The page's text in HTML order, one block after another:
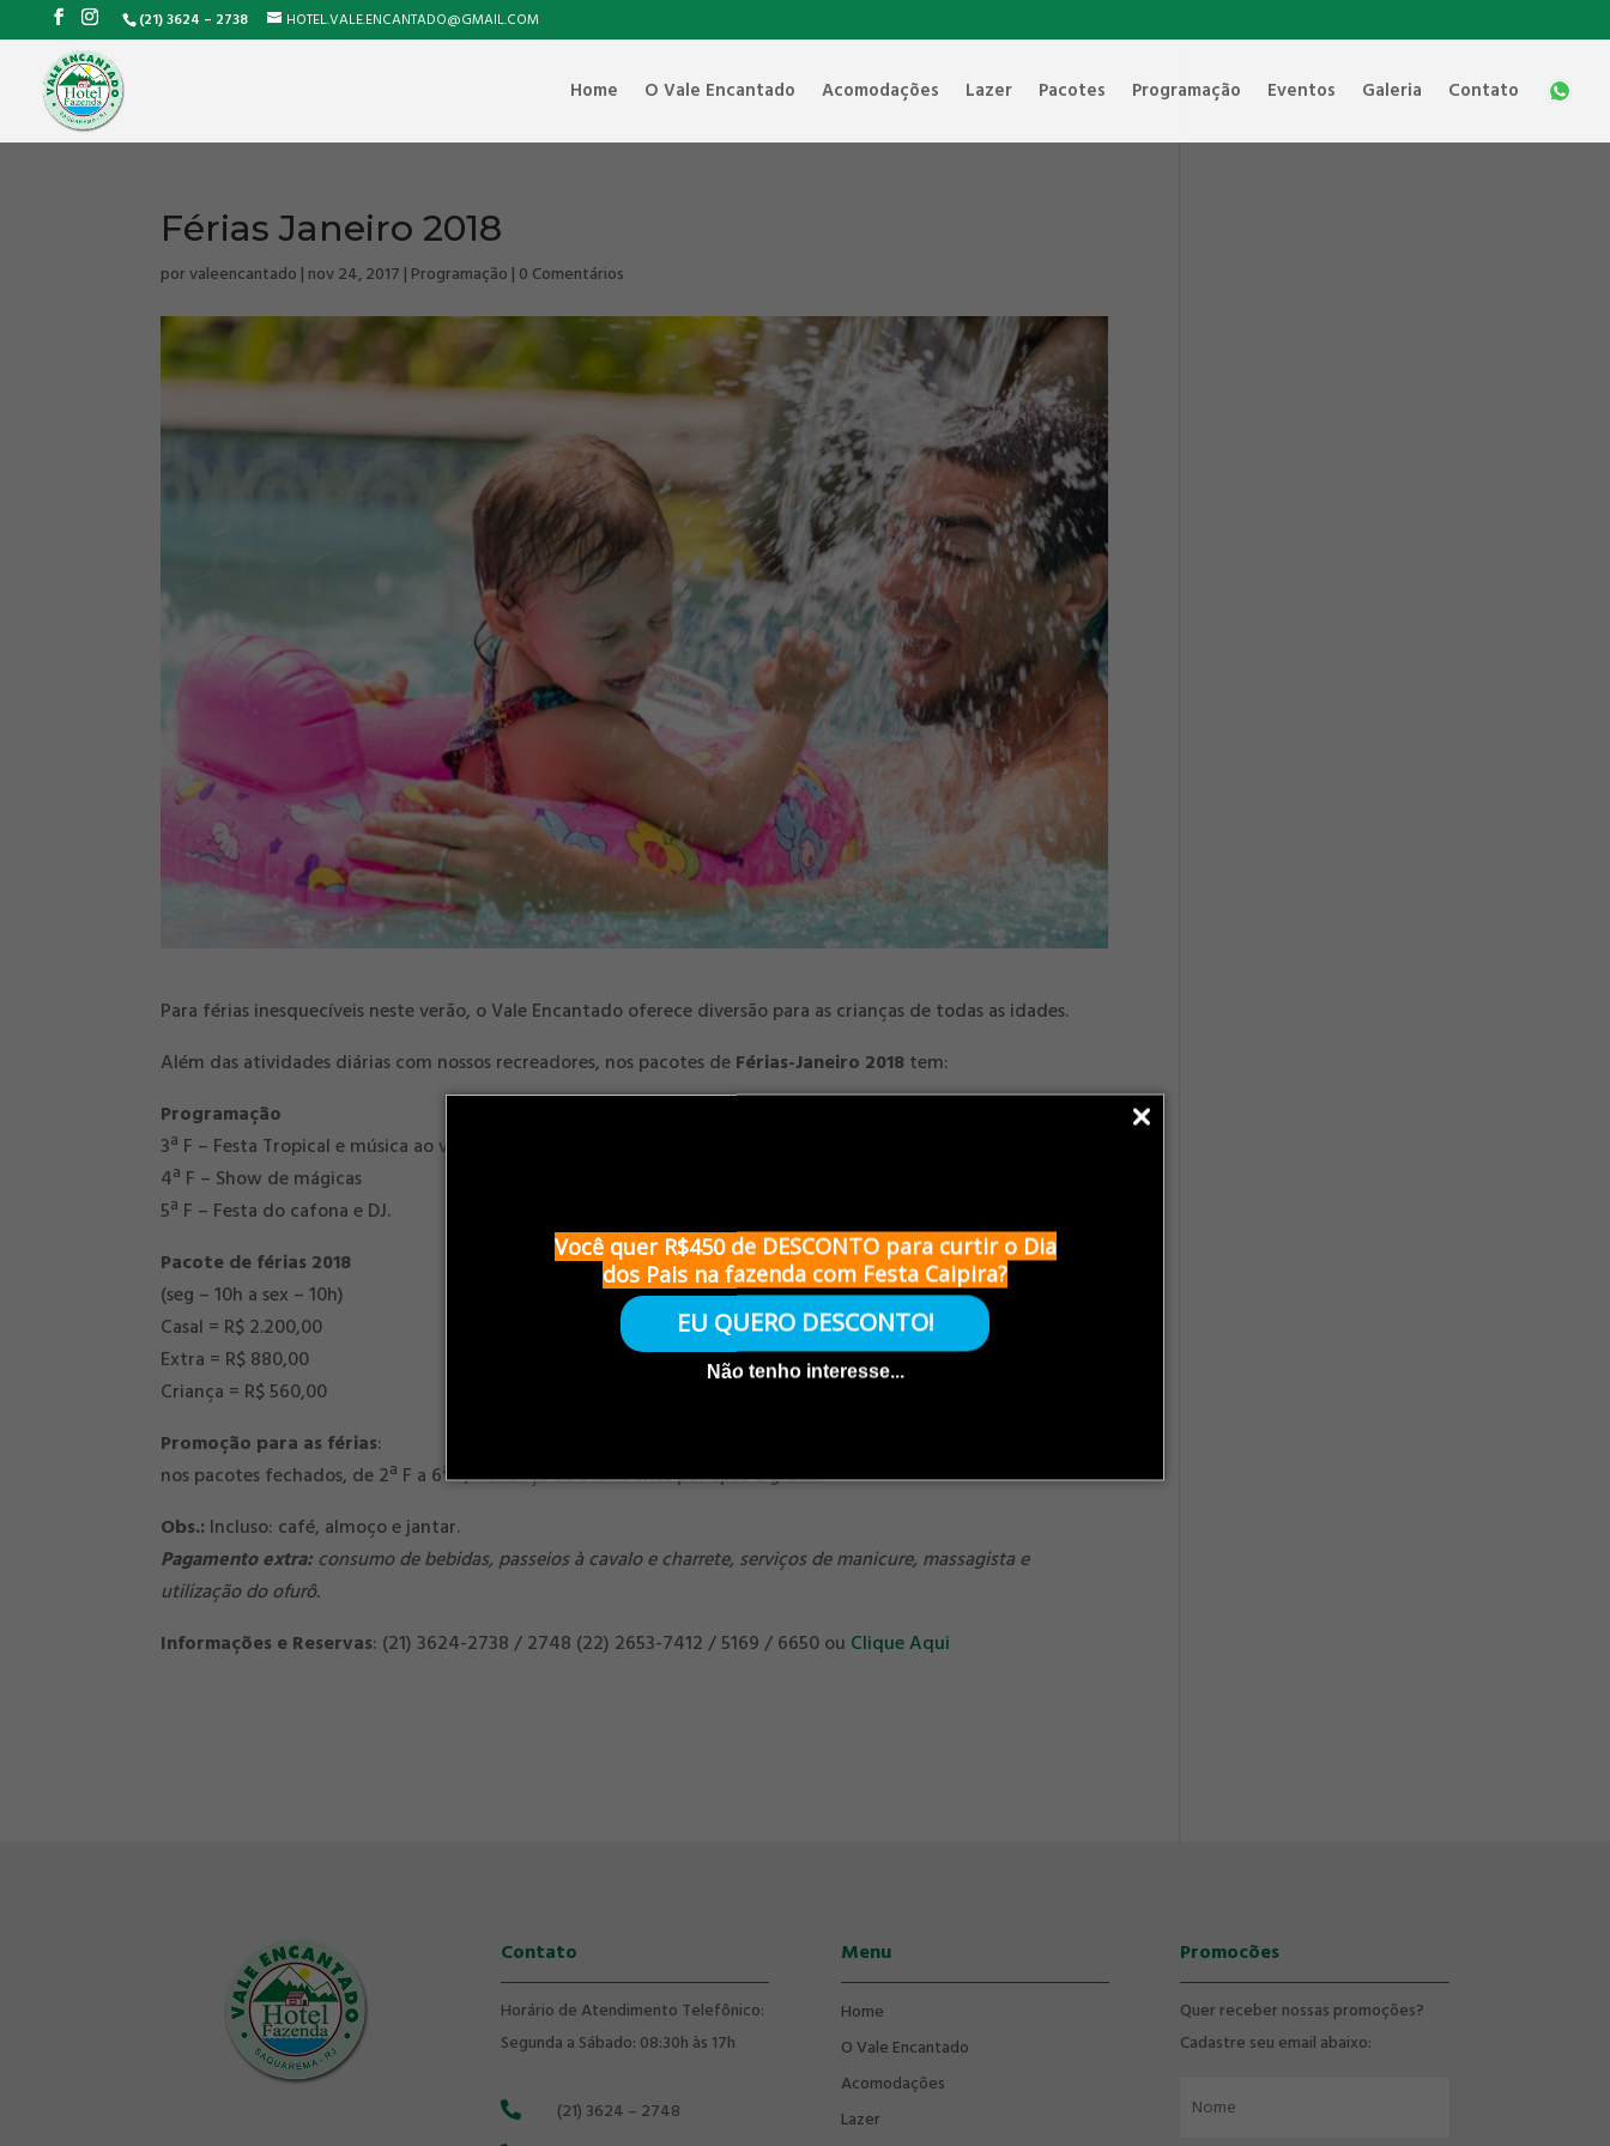
Você quer R$450 de DESCONTO para curtir o Dia
dos Pais na fazenda com Festa Caipira?
EU QUERO DESCONTO!
Não tenho interesse...
(21) 3624 – 2738 HOTEL.VALE.ENCANTADO@GMAIL.COM
Home O Vale Encantado Acomodações Lazer Pacotes Programação Eventos Galeria Contato
Férias Janeiro 2018
porvaleencantado | nov 24, 2017 | Programação | 0 Comentários
Para férias inesquecíveis neste verão, o Vale Encantado oferece diversão para as crianças de todas as idades.
Além das atividades diárias com nossos recreadores, nos pacotes deFérias-Janeiro 2018tem:
Programação
3ª F – Festa Tropical e música ao vivo
4ª F – Show de mágicas
5ª F – Festa do cafona e DJ.
Pacote de férias 2018
(seg – 10h a sex – 10h)
Casal = R$ 2.200,00
Extra = R$ 880,00
Criança = R$ 560,00
Promoção para as férias:
nos pacotes fechados, de 2ª F a 6ª F, 1 criança de até 10 anos por apto é grátis.
Obs.:Incluso: café, almoço e jantar.
Pagamento extra:consumo de bebidas, passeios à cavalo e charrete, serviços de manicure, massagista e
utilização do ofurô.
Informações e Reservas: (21) 3624-2738 / 2748 (22) 2653-7412 / 5169 / 6650 ou Clique Aqui
Contato
Horário de Atendimento Telefônico:
Segunda a Sábado: 08:30h às 17h
 (21) 3624 – 2748
Menu
Home
O Vale Encantado
Acomodações
Lazer
Promocões
Quer receber nossas promoções?
Cadastre seu email abaixo: